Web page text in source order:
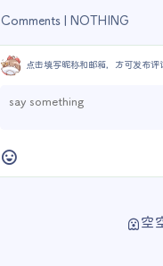
Comments | NOTHING
点击填写昵称和邮箱，方可发布评
空